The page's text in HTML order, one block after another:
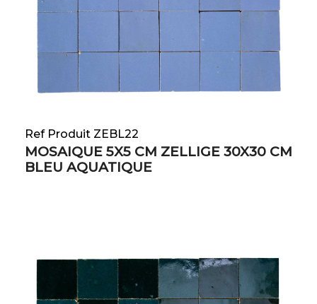
Ref Produit ZEBL22
MOSAIQUE 5X5 CM ZELLIGE 30X30 CM
BLEU AQUATIQUE